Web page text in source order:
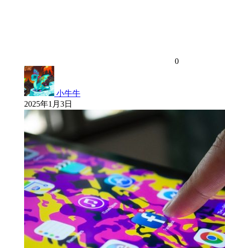
0
小牛牛
2025年1月3日